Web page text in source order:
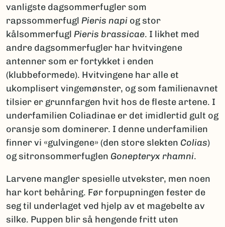
vanligste dagsommerfugler som
rapssommerfugl Pieris napi og stor
kålsommerfugl Pieris brassicae. I likhet med
andre dagsommerfugler har hvitvingene
antenner som er fortykket i enden
(klubbeformede). Hvitvingene har alle et
ukomplisert vingemønster, og som familienavnet
tilsier er grunnfargen hvit hos de fleste artene. I
underfamilien Coliadinae er det imidlertid gult og
oransje som dominerer. I denne underfamilien
finner vi «gulvingene» (den store slekten Colias)
og sitronsommerfuglen Gonepteryx rhamni.
Larvene mangler spesielle utvekster, men noen
har kort behåring. Før forpupningen fester de
seg til underlaget ved hjelp av et magebelte av
silke. Puppen blir så hengende fritt uten